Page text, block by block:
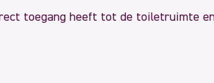
toegang heeft tot de toiletruimte